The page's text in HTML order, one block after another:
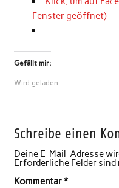
Fenster geöffnet)
Gefällt mir:
Wird geladen …
Schreibe einen
Deine E-Mail-Adresse
Erforderliche Felder sind
Kommentar*